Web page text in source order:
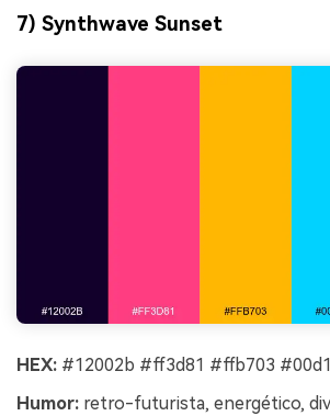
7) Synthwave Sunset
HEX: #12002b #ff3d81 #ffb703
Humor: retro-futurista, energético,